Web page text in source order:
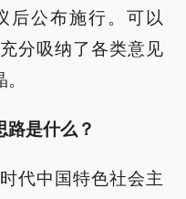
后公布施行。可以
分吸纳了各类意见
路是什么？
代中国特色社会主